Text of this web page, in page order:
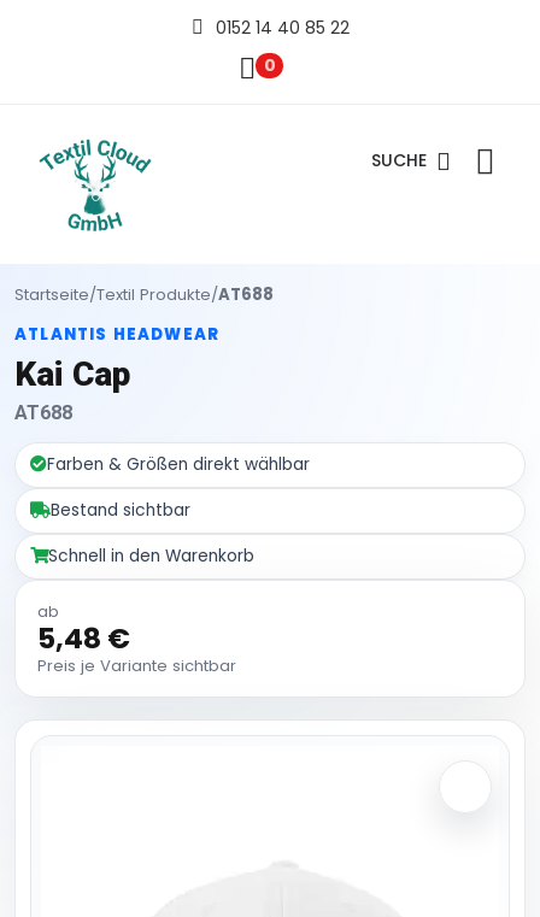
0152 14 40 85 22
0
SUCHE
Startseite/Textil Produkte/AT688
ATLANTIS HEADWEAR
Kai Cap
AT688
Farben & Größen direkt wählbar
Bestand sichtbar
Schnell in den Warenkorb
ab
5,48 €
Preis je Variante sichtbar